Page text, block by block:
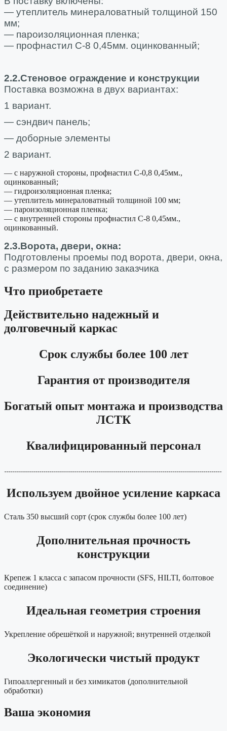
— утеплитель минераловатный толщиной 150
мм;
— пароизоляционная пленка;
— профнастил С-8 0,45мм. оцинкованный;
2.2.Стеновое ограждение и конструкции
Поставка возможна в двух вариантах:
1 вариант.
— сэндвич панель;
— доборные элементы
2 вариант.
— с наружной стороны, профнастил С-0,8 0,45мм.,
оцинкованный;
— гидроизоляционная пленка;
— утеплитель минераловатный толщиной 100 мм;
— пароизоляционная пленка;
— с внутренней стороны профнастил С-8 0,45мм.,
оцинкованный.
2.3.Ворота, двери, окна:
Подготовлены проемы под ворота, двери, окна,
с размером по заданию заказчика
Что приобретаете
Действительно надежный и
долговечный каркас
Срок службы более 100 лет
Гарантия от производителя
Богатый опыт монтажа и производства
ЛСТК
Квалифицированный персонал
Используем двойное усиление каркаса
Сталь 350 высший сорт (срок службы более 100 лет)
Дополнительная прочность
конструкции
Крепеж 1 класса с запасом прочности (SFS, HILTI, болтовое
соединение)
Идеальная геометрия строения
Укрепление обрешёткой и наружной; внутренней отделкой
Экологически чистый продукт
Гипоаллергенный и без химикатов (дополнительной
обработки)
Ваша экономия